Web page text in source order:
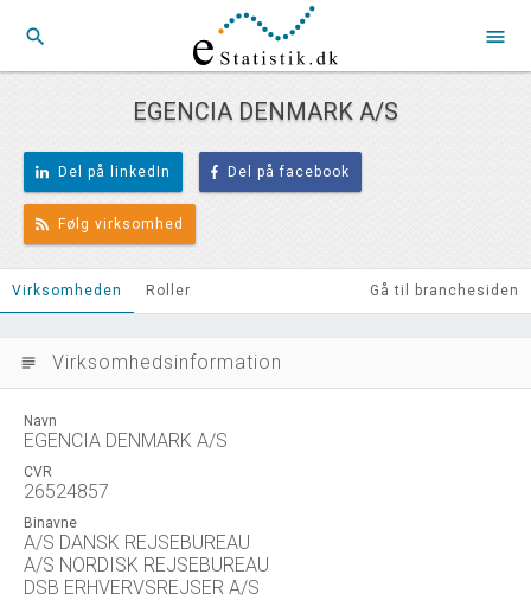
search menu
EGENCIA DENMARK A/S
Del på linkedIn Del på facebook
Følg virksomhed
Virksomheden Roller Gå til branchesiden
subject Virksomhedsinformation
Navn
EGENCIA DENMARK A/S
CVR
26524857
Binavne
A/S DANSK REJSEBUREAU
A/S NORDISK REJSEBUREAU
DSB ERHVERVSREJSER A/S